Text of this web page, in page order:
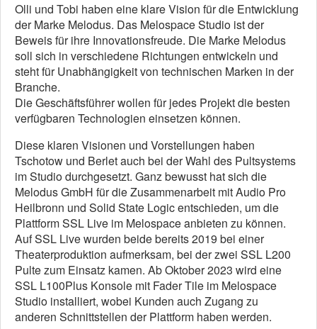
Olli und Tobi haben eine klare Vision für die Entwicklung
der Marke Melodus. Das Melospace Studio ist der
Beweis für ihre Innovationsfreude. Die Marke Melodus
soll sich in verschiedene Richtungen entwickeln und
steht für Unabhängigkeit von technischen Marken in der
Branche.
Die Geschäftsführer wollen für jedes Projekt die besten
verfügbaren Technologien einsetzen können.
Diese klaren Visionen und Vorstellungen haben
Tschotow und Berlet auch bei der Wahl des Pultsystems
im Studio durchgesetzt. Ganz bewusst hat sich die
Melodus GmbH für die Zusammenarbeit mit Audio Pro
Heilbronn und Solid State Logic entschieden, um die
Plattform SSL Live im Melospace anbieten zu können.
Auf SSL Live wurden beide bereits 2019 bei einer
Theaterproduktion aufmerksam, bei der zwei SSL L200
Pulte zum Einsatz kamen. Ab Oktober 2023 wird eine
SSL L100Plus Konsole mit Fader Tile im Melospace
Studio installiert, wobei Kunden auch Zugang zu
anderen Schnittstellen der Plattform haben werden.